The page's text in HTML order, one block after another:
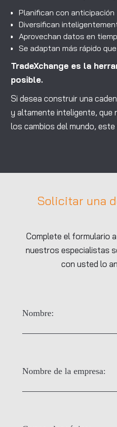
Planifican con anticipación
Diversifican
Aprovechan datos en
Se adaptan más rápido
TradeXchange es la
posible.
Si desea construir una
y altamente inteligente, que
los cambios del mundo,
Solicitar una
Complete el formulario
nuestros especialistas
con usted lo